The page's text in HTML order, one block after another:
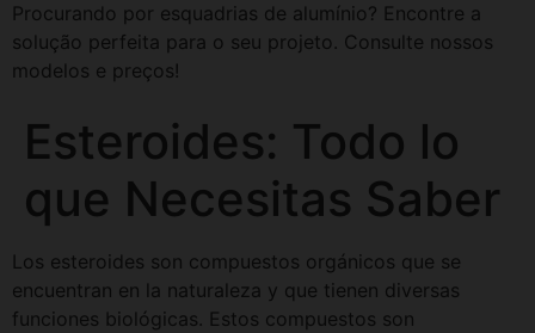
Procurando por esquadrias de alumínio? Encontre a
solução perfeita para o seu projeto. Consulte nossos
modelos e preços!
Esteroides: Todo lo
que Necesitas Saber
Los esteroides son compuestos orgánicos que se
encuentran en la naturaleza y que tienen diversas
funciones biológicas. Estos compuestos son